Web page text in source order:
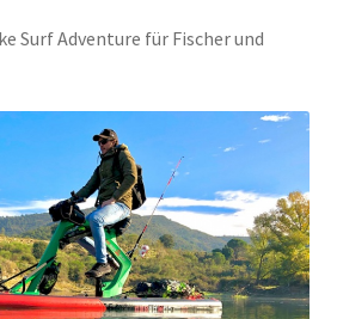
Surf Adventure für Fischer und